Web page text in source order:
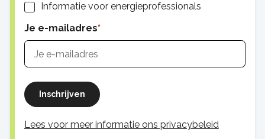
Informatie voor energieprofessionals
Je e-mailadres
Inschrijven
Lees voor meer informatie ons privacybeleid